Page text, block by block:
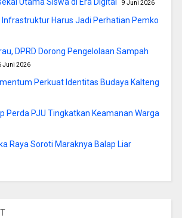
9 Juni 2026
Infrastruktur Harus Jadi Perhatian Pemko
DPRD Dorong Pengelolaan Sampah
Juni 2026
Perkuat Identitas Budaya Kalteng
Perda PJU Tingkatkan Keamanan Warga
Raya Soroti Maraknya Balap Liar